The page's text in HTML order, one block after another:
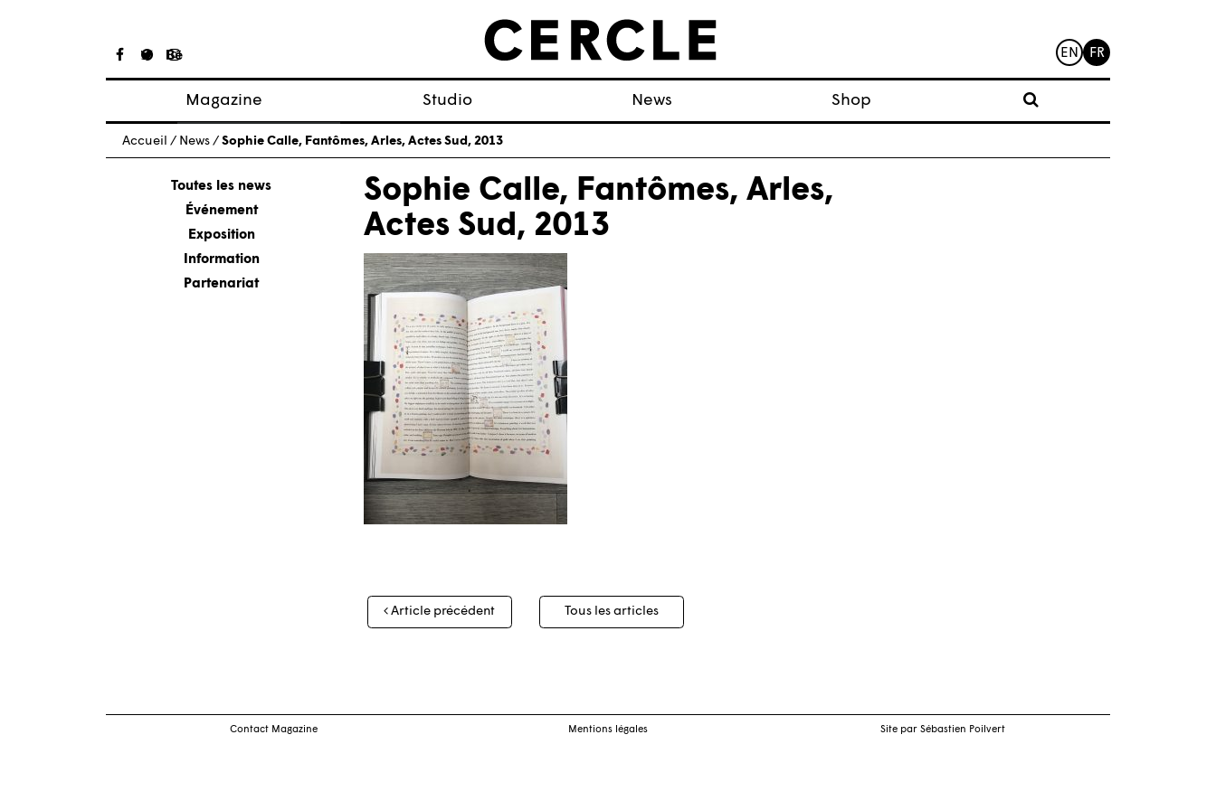
EN FR
Magazine
Articles
À propos
Numéros
Studio News Shop
Accueil / News / Sophie Calle, Fantômes, Arles, Actes Sud, 2013
Toutes les news
Événement
Exposition
Information
Partenariat
Sophie Calle, Fantômes, Arles,
Actes Sud, 2013
Navigation
des
Article précédent Tous les articles
Contact Magazine Mentions légales Site par Sébastien Poilvert